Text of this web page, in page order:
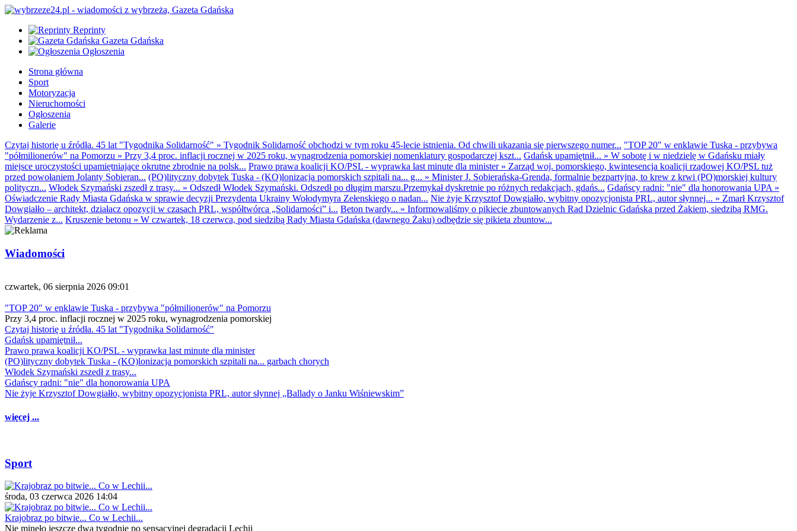
Reprinty
Gazeta Gdańska
Ogłoszenia
Strona główna
Sport
Motoryzacja
Nieruchomości
Ogłoszenia
Galerie
Czytaj historię u źródła. 45 lat "Tygodnika Solidarność" » Tygodnik Solidarność obchodzi w tym roku 45-lecie istnienia. Od chwili ukazania się pierwszego numer... "TOP 20" w enklawie Tuska - przybywa
"półmilionerów" na Pomorzu » Przy 3,4 proc. inflacji rocznej w 2025 roku, wynagrodzenia pomorskiej nomenklatury gospodarczej kszt... Gdańsk upamiętnił... » W sobotę i w niedzielę w Gdańsku miały
miejsce uroczystości upamiętniające okrutne zbrodnie na polsk... Prawo prawa koalicji KO/PSL - wyprawka last minute dla minister» Zarząd woj. pomorskiego, kwintesencja koalicji rządowej KO/PSL tuż
przed powołaniem Jolanty Sobieran... (PO)lityczny dobytek Tuska - (KO)lonizacja pomorskich szpitali na... g... » Minister J. Sobierańska-Grenda, formalnie bezpartyjna, to krew z krwi (PO)morskiej kultury
polityczn... Włodek Szymański zszedł z trasy... » Odszedł Włodek Szymański. Odszedł po długim marszu.Przemykał dyskretnie po różnych redakcjach, gdańs... Gdańscy radni: "nie" dla honorowania UPA »
Oświadczenie Rady Miasta Gdańska w sprawie decyzji Prezydenta Ukrainy Wołodymyra Zełenskiego o nadan... Nie żyje Krzysztof Dowgiałło, wybitny opozycjonista PRL, autor słynnej... » Zmarł Krzysztof
Dowgiałło – architekt, działacz opozycji w czasach PRL, współtwórca „Solidarności” i... Beton twardy... » Informowaliśmy o pikiecie zbuntowanych Rad Dzielnic Gdańska przed Żakiem, siedzibą RMG.
Wydarzenie z... Kruszenie betonu » W czwartek, 18 czerwca, pod siedzibą Rady Miasta Gdańska (dawnego Żaku) odbędzie się pikieta zbuntow...
Wiadomości
czwartek, 06 sierpnia 2026 09:01
"TOP 20" w enklawie Tuska - przybywa "półmilionerów" na Pomorzu
Przy 3,4 proc. inflacji rocznej w 2025 roku, wynagrodzenia pomorskiej
Czytaj historię u źródła. 45 lat "Tygodnika Solidarność"
Gdańsk upamiętnił...
Prawo prawa koalicji KO/PSL - wyprawka last minute dla minister
(PO)lityczny dobytek Tuska - (KO)lonizacja pomorskich szpitali na... garbach chorych
Włodek Szymański zszedł z trasy...
Gdańscy radni: "nie" dla honorowania UPA
Nie żyje Krzysztof Dowgiałło, wybitny opozycjonista PRL, autor słynnej „Ballady o Janku Wiśniewskim”
więcej ...
Sport
środa, 03 czerwca 2026 14:04
Krajobraz po bitwie... Co w Lechii...
Nie minęło jeszcze dwa tygodnie po sensacyjnej degradacji Lechii